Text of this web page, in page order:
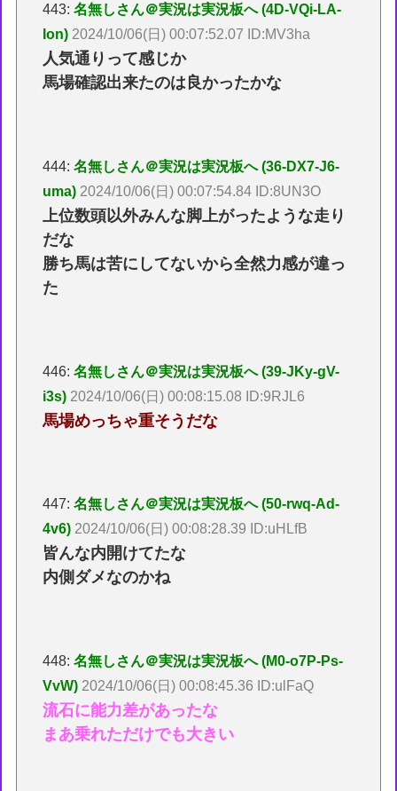
443:名無しさん＠実況は実況板へ (4D-VQi-LA-
Ion) 2024/10/06(日) 00:07:52.07 ID:MV3ha
人気通りって感じか
馬場確認出来たのは良かったかな
444:名無しさん＠実況は実況板へ (36-DX7-J6-
uma) 2024/10/06(日) 00:07:54.84 ID:8UN3O
上位数頭以外みんな脚上がったような走り
だな
勝ち馬は苦にしてないから全然力感が違っ
た
446:名無しさん＠実況は実況板へ (39-JKy-gV-
i3s) 2024/10/06(日) 00:08:15.08 ID:9RJL6
馬場めっちゃ重そうだな
447:名無しさん＠実況は実況板へ (50-rwq-Ad-
4v6) 2024/10/06(日) 00:08:28.39 ID:uHLfB
皆んな内開けてたな
内側ダメなのかね
448:名無しさん＠実況は実況板へ (M0-o7P-Ps-
VvW) 2024/10/06(日) 00:08:45.36 ID:ulFaQ
流石に能力差があったな
まあ乗れただけでも大きい